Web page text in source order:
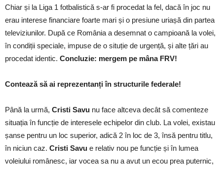
Chiar și la Liga 1 fotbalistică s-ar fi procedat la fel, dacă în joc nu
erau interese financiare foarte mari și o presiune uriașă din partea
televiziunilor. După ce România a desemnat o campioană la volei,
în condiții speciale, impuse de o situție de urgență, și alte țări au
procedat identic. Concluzie: mergem pe mâna FRV!
Contează să ai reprezentanți în structurile federale!
Până la urmă, Cristi Savu nu face altceva decât să comenteze
situația în funcție de interesele echipelor din club. La volei, existau
șanse pentru un loc superior, adică 2 în loc de 3, însă pentru titlu,
în niciun caz. Cristi Savu e relativ nou pe funcție și în lumea
voleiului românesc, iar vocea sa nu a avut un ecou prea puternic,